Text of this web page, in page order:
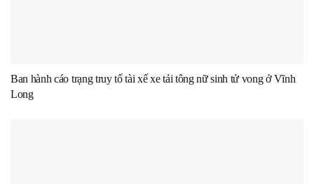
Ban hành cáo trạng truy tố tài xế xe tải tông nữ sinh tử vong ở Vĩnh
Long